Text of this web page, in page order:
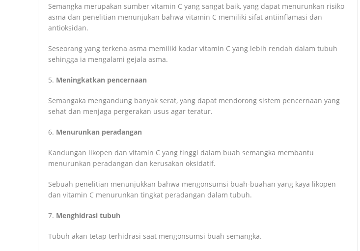
Semangka merupakan sumber vitamin C yang sangat baik, yang dapat menurunkan risiko
asma dan penelitian menunjukan bahwa vitamin C memiliki sifat antiinflamasi dan
antioksidan.
Seseorang yang terkena asma memiliki kadar vitamin C yang lebih rendah dalam tubuh
sehingga ia mengalami gejala asma.
5. Meningkatkan pencernaan
Semangaka mengandung banyak serat, yang dapat mendorong sistem pencernaan yang
sehat dan menjaga pergerakan usus agar teratur.
6. Menurunkan peradangan
Kandungan likopen dan vitamin C yang tinggi dalam buah semangka membantu
menurunkan peradangan dan kerusakan oksidatif.
Sebuah penelitian menunjukkan bahwa mengonsumsi buah-buahan yang kaya likopen
dan vitamin C menurunkan tingkat peradangan dalam tubuh.
7. Menghidrasi tubuh
Tubuh akan tetap terhidrasi saat mengonsumsi buah semangka.